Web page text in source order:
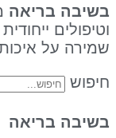
בריאה מציעה
ייחודית לבני
איכות החיים.